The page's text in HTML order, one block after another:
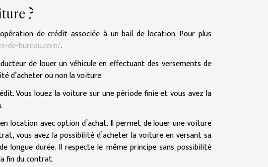
?
de crédit associée à un bail de location. Pour plus
de-bureau.com/.
de louer un véhicule en effectuant des versements de
d’acheter ou non la voiture.
Vous louez la voiture sur une période finie et vous avez la
location avec option d’achat. Il permet de louer une voiture
vous avez la possibilité d’acheter la voiture en versant sa
longue durée. Il respecte le même principe sans possibilité
fin du contrat.